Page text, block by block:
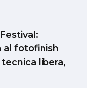
al fotofinish
libera,